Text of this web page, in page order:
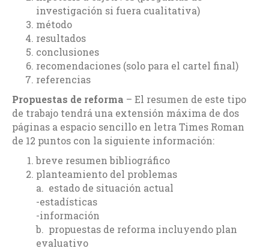
investigación si fuera cualitativa)
método
resultados
conclusiones
recomendaciones (solo para el cartel final)
referencias
Propuestas de reforma – El resumen de este tipo
de trabajo tendrá una extensión máxima de dos
páginas a espacio sencillo en letra Times Roman
de 12 puntos con la siguiente información:
breve resumen bibliográfico
planteamiento del problemas
a. estado de situación actual
-estadísticas
-información
b. propuestas de reforma incluyendo plan
evaluativo